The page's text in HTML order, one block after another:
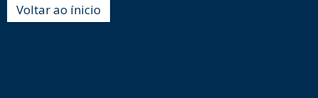
Voltar ao ínicio